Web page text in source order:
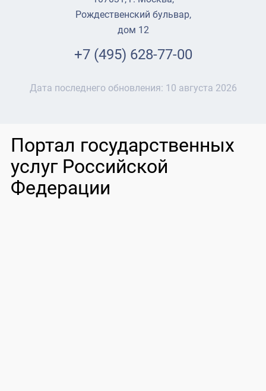
Рождественский бульвар,
дом 12
+7 (495) 628-77-00
Дата последнего обновления: 10 августа 2026
Портал государственных
услуг Российской
Федерации